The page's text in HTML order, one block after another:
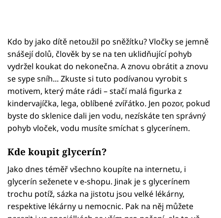
Kdo by jako dítě netoužil po sněžítku? Vločky se jemně
snášejí dolů, člověk by se na ten uklidňující pohyb
vydržel koukat do nekonečna. A znovu obrátit a znovu
se sype sníh... Zkuste si tuto podívanou vyrobit s
motivem, který máte rádi – stačí malá figurka z
kindervajíčka, lega, oblíbené zvířátko. Jen pozor, pokud
byste do sklenice dali jen vodu, nezískáte ten správný
pohyb vloček, vodu musíte smíchat s glycerínem.
Kde koupit glycerín?
Jako dnes téměř všechno koupíte na internetu, i
glycerín seženete v e-shopu. Jinak je s glycerínem
trochu potíž, sázka na jistotu jsou velké lékárny,
respektive lékárny u nemocnic. Pak na něj můžete